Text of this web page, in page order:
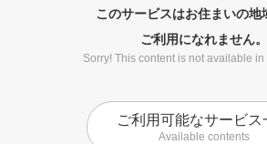
このサービスはお住まいの地
ご利用になれません。
Sorry! This content is not available
ご利用可能なサービス
Available contents